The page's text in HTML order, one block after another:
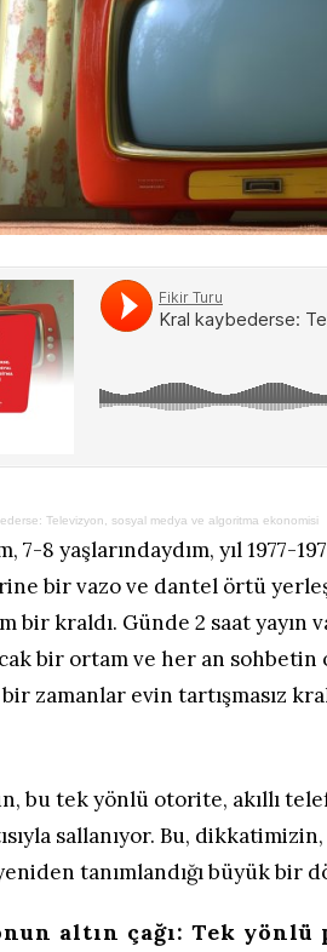
Televizyon, sosyal medya ve algoritma ekonomisi
7-8 yaşlarındaydım, yıl 1977-
bir vazo ve dantel örtü
bir kraldı. Günde 2 saat yayın
bir ortam ve her an sohbetin
zamanlar evin tartışmasız
bu tek yönlü otorite, akıllı
sallanıyor. Bu,
tanımlandığı büyük bir
altın çağı: Tek yönlü